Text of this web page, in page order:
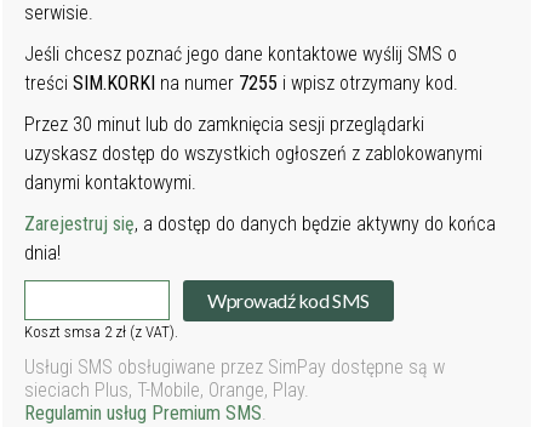
serwisie.
Jeśli chcesz poznać jego dane kontaktowe wyślij SMS o
treściSIM.KORKI na numer 7255 i wpisz otrzymany kod.
Przez 30 minut lub do zamknięcia sesji przeglądarki
uzyskasz dostęp do wszystkich ogłoszeń z zablokowanymi
danymi kontaktowymi.
Zarejestruj się, a dostęp do danych będzie aktywny do końca
dnia!
Wprowadź kod SMS
Koszt smsa 2 zł (z VAT).
Usługi SMS obsługiwane przez SimPay dostępne są w
sieciach Plus, T-Mobile, Orange, Play.
Regulamin usług Premium SMS.